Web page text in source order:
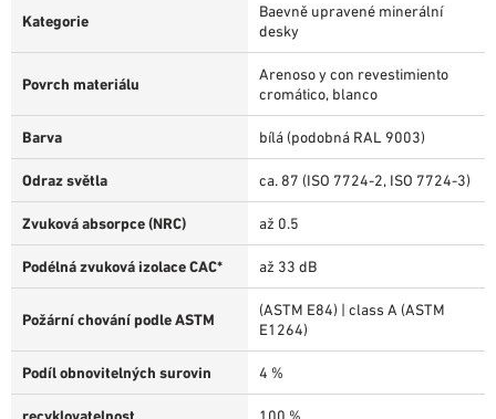
Kategorie
Baevně upravené minerální
desky
Povrch materiálu
Arenoso y con revestimiento
cromático, blanco
Barva bílá (podobná RAL 9003)
Odraz světla ca. 87 (ISO 7724-2, ISO 7724-3)
Zvuková absorpce (NRC) až 0.5
Podélná zvuková izolace CAC* až 33 dB
Požární chování podle ASTM
(ASTM E84) | class A (ASTM
E1264)
Podíl obnovitelných surovin 4 %
recyklovatelnost 100 %